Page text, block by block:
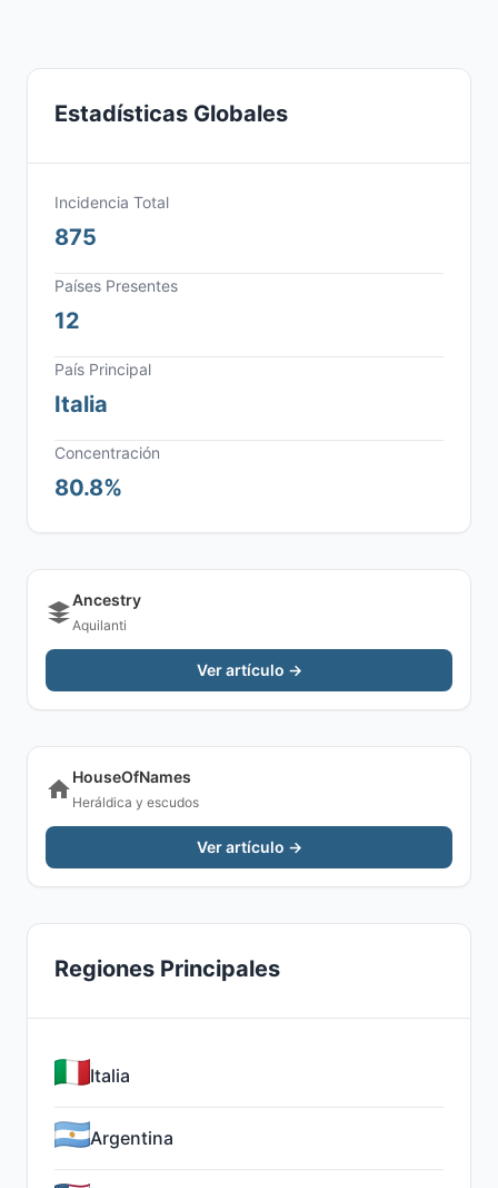
Estadísticas Globales
Incidencia Total
875
Países Presentes
12
País Principal
Italia
Concentración
80.8%
Ancestry
Aquilanti
Ver artículo →
HouseOfNames
Heráldica y escudos
Ver artículo →
Regiones Principales
Italia
Argentina